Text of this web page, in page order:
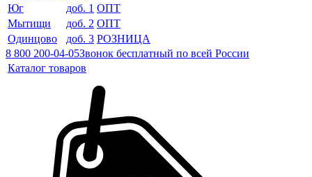
Юг
доб. 1 ОПТ
Мытищи
доб. 2 ОПТ
Одинцово
доб. 3 РОЗНИЦА
8 800 200-04-05Звонок бесплатный по всей России
Каталог товаров